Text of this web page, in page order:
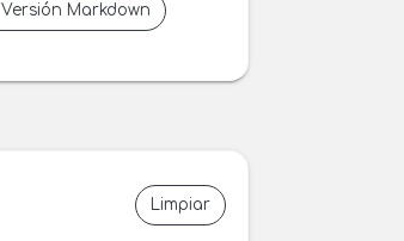
Versión Markdown
Limpiar